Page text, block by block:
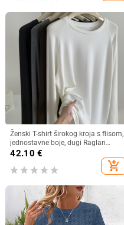
Ženski T-shirt širokog kroja s flisom,
jednostavne boje, dugi Raglan
rukav, zimski osnovni sloj
42.10 €
add_shopping_cart